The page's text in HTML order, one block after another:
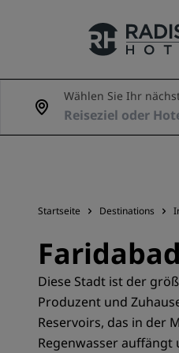
Unsere Marken
Wählen Sie Ihr
Abenteuer
Startseite Destinations
Faridabad
Diese Stadt ist der
Produzent und
Reservoirs, das in der
Regenwasser auffängt